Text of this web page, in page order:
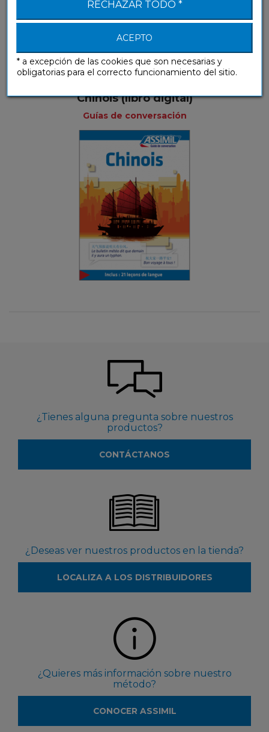
Chinois (libro digital)
Guías de conversación
¿Tienes alguna pregunta sobre nuestros
productos?
CONTÁCTANOS
¿Deseas ver nuestros productos en la tienda?
LOCALIZA A LOS DISTRIBUIDORES
¿Quieres más información sobre nuestro
método?
CONOCER ASSIMIL
RECHAZAR TODO *
ACEPTO
* a excepción de las cookies que son necesarias y
obligatorias para el correcto funcionamiento del sitio.